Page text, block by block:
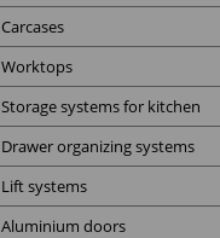
Carcases
Worktops
Storage systems for kitchen
Drawer organizing systems
Lift systems
Aluminium doors